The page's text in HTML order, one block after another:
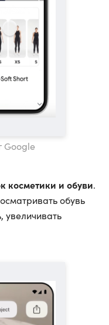
Google
косметики и обуви.
обувь
увеличивать